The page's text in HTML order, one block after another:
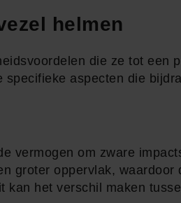
helmen
die ze tot een
aspecten die
vermogen om zware
groter oppervlak, waardoor
het verschil maken